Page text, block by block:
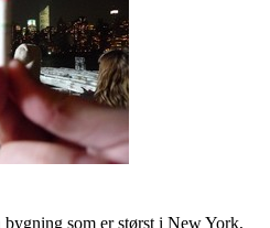
som er størst i New York,